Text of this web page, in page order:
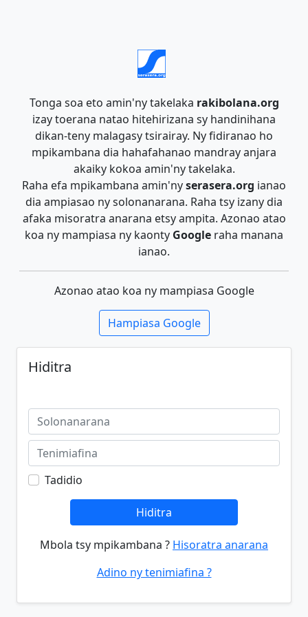
Tonga soa eto amin'ny takelaka rakibolana.org
izay toerana natao hitehirizana sy handinihana
dikan-teny malagasy tsirairay. Ny fidiranao ho
mpikambana dia hahafahanao mandray anjara
akaiky kokoa amin'ny takelaka.
Raha efa mpikambana amin'nyserasera.org ianao
dia ampiasao ny solonanarana. Raha tsy izany dia
afaka misoratra anarana etsy ampita. Azonao atao
koa ny mampiasa ny kaonty Google raha manana
ianao.
Azonao atao koa ny mampiasa Google
Hampiasa Google
Hiditra
Tadidio
Hiditra
Mbola tsy mpikambana ? Hisoratra anarana
Adino ny tenimiafina ?